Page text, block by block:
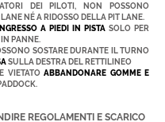
DEI PILOTI, NON POSSONO
NÉ A RIDOSSO DELLA PIT LANE.
A PIEDI IN PISTA SOLO PER
IN PANNE.
SOSTARE DURANTE IL TURNO
SULLA DESTRA DEL RETTILINEO
VIETATOABBANDONARE GOMME E
K.
REGOLAMENTI E SCARICO